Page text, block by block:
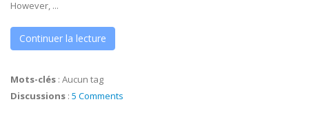
However, ...
Continuer la lecture
Mots-clés : Aucun tag
Discussions : 5 Comments